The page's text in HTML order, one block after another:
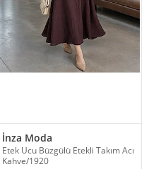
İnza Moda
Etek Ucu Büzgülü Etekli Takım Acı
Kahve/1920